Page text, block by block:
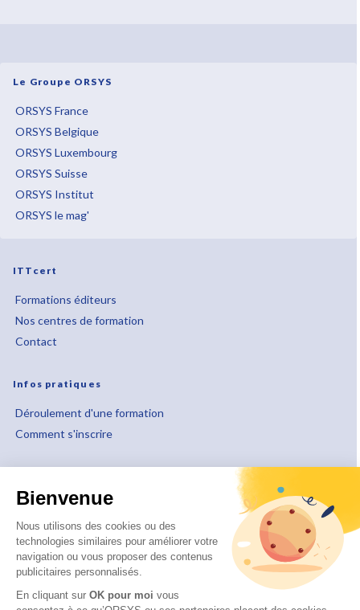
Bienvenue
Nous utilisons des cookies ou des
technologies similaires pour améliorer votre
navigation ou vous proposer des contenus
publicitaires personnalisés.
En cliquant sur OK pour moi vous
Le Groupe ORSYS
ORSYS France
ORSYS Belgique
ORSYS Luxembourg
ORSYS Suisse
ORSYS Institut
ORSYS le mag'
ITTcert
Formations éditeurs
Nos centres de formation
Contact
Infos pratiques
Déroulement d'une formation
Comment s'inscrire
Qui sommes-nous ?
Notre approche pédagogique
Notre démarche qualité
Nos engagements RSE
Handicap et accessibilité